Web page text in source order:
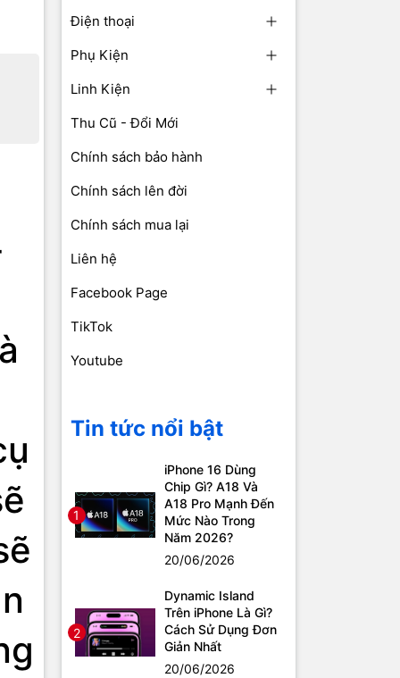
Điện thoại
Phụ Kiện
Linh Kiện
Thu Cũ - Đổi Mới
Chính sách bảo hành
Chính sách lên đời
Chính sách mua lại
Liên hệ
Facebook Page
TikTok
Youtube
Tin tức nổi bật
1
iPhone 16 Dùng
Chip Gì? A18 Và
A18 Pro Mạnh Đến
Mức Nào Trong
Năm 2026?
20/06/2026
2
Dynamic Island
Trên iPhone Là Gì?
Cách Sử Dụng Đơn
Giản Nhất
20/06/2026